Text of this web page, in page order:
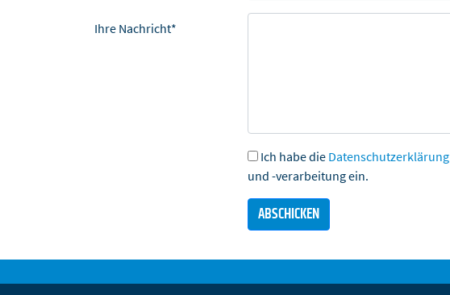
Ihre Nachricht*
Ich habe die Datenschutzerklärung
und -verarbeitung ein.